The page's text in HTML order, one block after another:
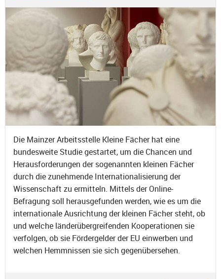
Die Mainzer Arbeitsstelle Kleine Fächer hat eine
bundesweite Studie gestartet, um die Chancen und
Herausforderungen der sogenannten kleinen Fächer
durch die zunehmende Internationalisierung der
Wissenschaft zu ermitteln. Mittels der Online-
Befragung soll herausgefunden werden, wie es um die
internationale Ausrichtung der kleinen Fächer steht, ob
und welche länderübergreifenden Kooperationen sie
verfolgen, ob sie Fördergelder der EU einwerben und
welchen Hemmnissen sie sich gegenübersehen.